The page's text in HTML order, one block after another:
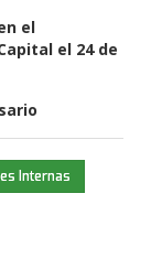
el
el 24 de
Internas